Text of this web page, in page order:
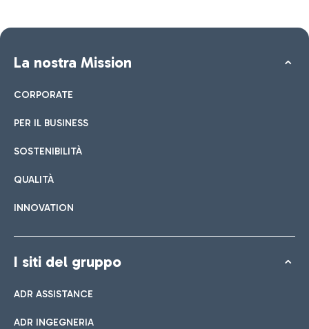
La nostra Mission
CORPORATE
PER IL BUSINESS
SOSTENIBILITÀ
QUALITÀ
INNOVATION
I siti del gruppo
ADR ASSISTANCE
ADR INGEGNERIA